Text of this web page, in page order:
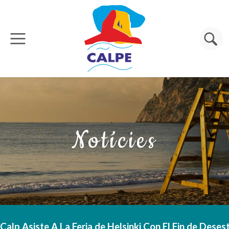
Cerca
Notícies
Calp Asiste A La Feria de Helsinki Con El Fin de